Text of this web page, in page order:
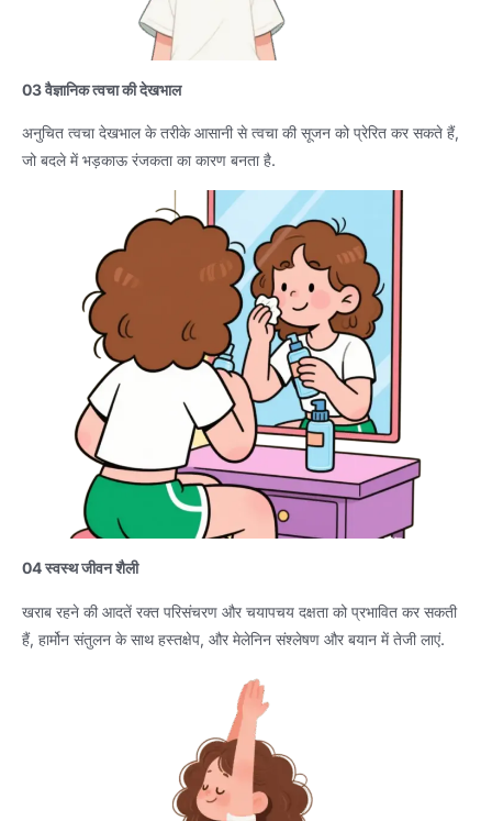
03 वैज्ञानिक त्वचा की देखभाल
अनुचित त्वचा देखभाल के तरीके आसानी से त्वचा की सूजन को प्रेरित कर सकते हैं,
जो बदले में भड़काऊ रंजकता का कारण बनता है.
04 स्वस्थ जीवन शैली
खराब रहने की आदतें रक्त परिसंचरण और चयापचय दक्षता को प्रभावित कर सकती
हैं, हार्मोन संतुलन के साथ हस्तक्षेप, और मेलेनिन संश्लेषण और बयान में तेजी लाएं.